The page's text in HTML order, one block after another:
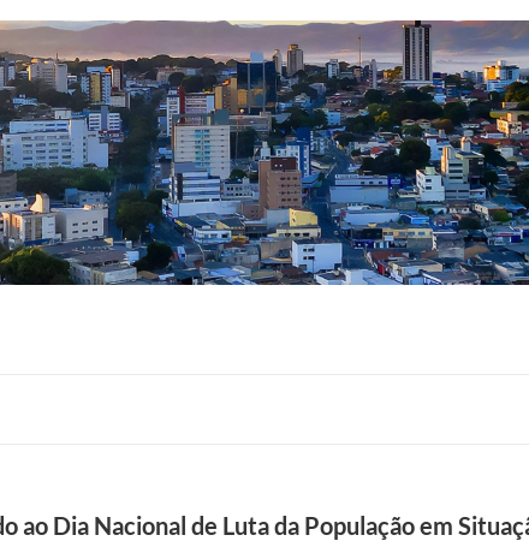
ao Dia Nacional de Luta da População em